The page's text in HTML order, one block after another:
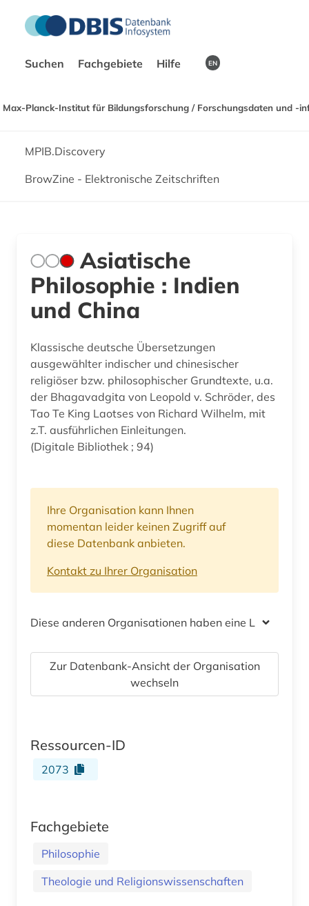
Suchen Fachgebiete Hilfe EN
Max-Planck-Institut für Bildungsforschung / Forschungsdaten und -
MPIB.Discovery
BrowZine - Elektronische Zeitschriften
Asiatische
Philosophie : Indien
und China
Klassische deutsche Übersetzungen
ausgewählter indischer und chinesischer
religiöser bzw. philosophischer Grundtexte, u.a.
der Bhagavadgita von Leopold v. Schröder, des
Tao Te King Laotses von Richard Wilhelm, mit
z.T. ausführlichen Einleitungen.
(Digitale Bibliothek ; 94)
Ihre Organisation kann Ihnen
momentan leider keinen Zugriff auf
diese Datenbank anbieten.
Kontakt zu Ihrer Organisation
Diese anderen Organisationen haben eine Lizenz
Zur Datenbank-Ansicht der Organisation
wechseln
Ressourcen-ID
2073
Fachgebiete
Philosophie
Theologie und Religionswissenschaften